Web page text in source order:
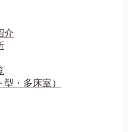
介
・多床室）